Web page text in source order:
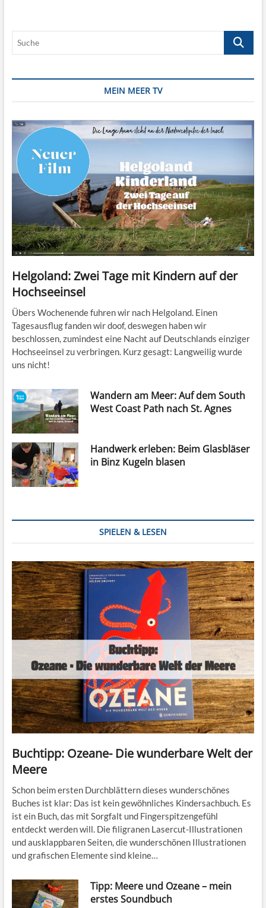
picksen
Suche
MEIN MEER TV
Helgoland: Zwei Tage mit Kindern auf der
Hochseeinsel
Übers Wochenende fuhren wir nach Helgoland. Einen
Tagesausflug fanden wir doof, deswegen haben wir
beschlossen, zumindest eine Nacht auf Deutschlands einziger
Hochseeinsel zu verbringen. Kurz gesagt: Langweilig wurde
uns nicht!
Wandern am Meer: Auf dem South
West Coast Path nach St. Agnes
Handwerk erleben: Beim Glasbläser
in Binz Kugeln blasen
SPIELEN & LESEN
Buchtipp: Ozeane- Die wunderbare Welt der
Meere
Schon beim ersten Durchblättern dieses wunderschönes
Buches ist klar: Das ist kein gewöhnliches Kindersachbuch. Es
ist ein Buch, das mit Sorgfalt und Fingerspitzengefühl
entdeckt werden will. Die filigranen Lasercut-Illustrationen
und ausklappbaren Seiten, die wunderschönen Illustrationen
und grafischen Elemente sind kleine…
Tipp: Meere und Ozeane – mein
erstes Soundbuch